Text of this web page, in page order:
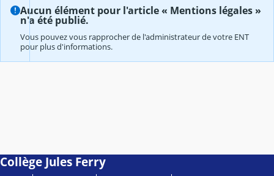
Aucun élément pour l'article « Mentions légales »
n'a été publié.
Vous pouvez vous rapprocher de l'administrateur de votre ENT
pour plus d'informations.
Collège Jules Ferry